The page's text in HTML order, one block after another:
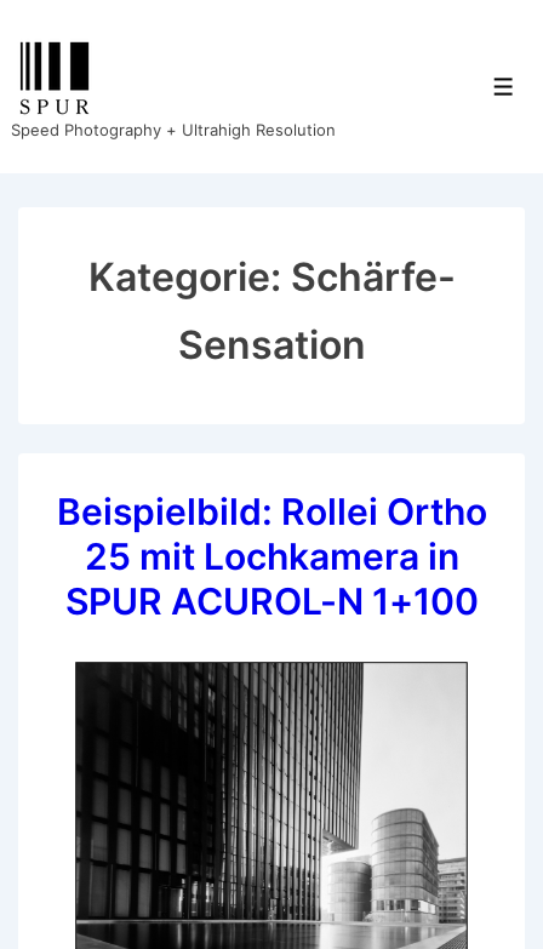
Zum
Inhalt
Speed Photography + Ultrahigh Resolution
Kategorie: Schärfe-
Sensation
Beispielbild: Rollei Ortho
25 mit Lochkamera in
SPUR ACUROL-N 1+100